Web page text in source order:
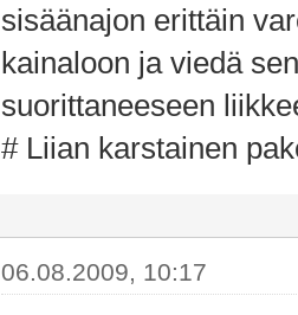
sisäänajon erittäin
kainaloon ja viedä
suorittaneeseen
# Liian karstainen
06.08.2009, 10:17